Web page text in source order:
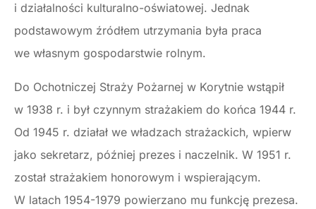
i działalności kulturalno-oświatowej. Jednak
podstawowym źródłem utrzymania była praca
we własnym gospodarstwie rolnym.
Do Ochotniczej Straży Pożarnej w Korytnie wstąpił
w 1938 r. i był czynnym strażakiem do końca 1944 r.
Od 1945 r. działał we władzach strażackich, wpierw
jako sekretarz, później prezes i naczelnik. W 1951 r.
został strażakiem honorowym i wspierającym.
W latach 1954-1979 powierzano mu funkcję prezesa.